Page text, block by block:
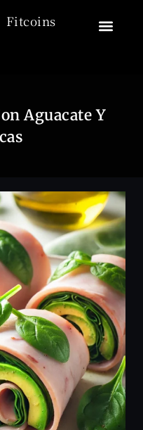
Fitcoins
Aguacate Y